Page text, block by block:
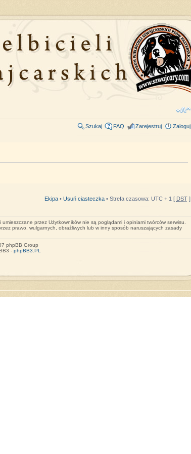
Szukaj FAQ Zarejestruj Zaloguj
Ekipa• Usuń ciasteczka• Strefa czasowa: UTC + 1 [ DST]
przez Użytkowników nie są poglądami i opiniami twórców serwisu.
prawo, wulgarnych, obraźliwych lub w inny sposób naruszających zasady
phpBB Group
- phpBB3.PL